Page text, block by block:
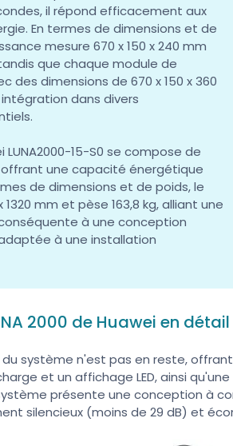
il répond efficacement aux
En termes de dimensions et de
mesure 670 x 150 x 240 mm
que chaque module de
des dimensions de 670 x 150 x 360
dans divers
15-S0 se compose de
une capacité énergétique
de dimensions et de poids, le
1320 mm et pèse 163,8 kg, alliant une
à une conception
à une installation
2000 de Huawei en détail
système n'est pas en reste,
et un affichage LED, ainsi
présente une conception à
silencieux (moins de 29 dB) et